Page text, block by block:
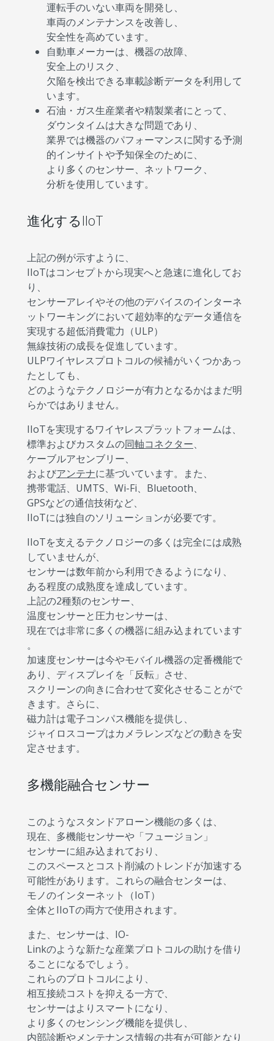
運転手のいない車両を開発し、
車両のメンテナンスを改善し、
安全性を高めています。
自動車メーカーは、機器の故障、
安全上のリスク、
欠陥を検出できる車載診断データを利用して
います。
石油・ガス生産業者や精製業者にとって、
ダウンタイムは大きな問題であり、
業界では機器のパフォーマンスに関する予測
的インサイトや予知保全のために、
より多くのセンサー、ネットワーク、
分析を使用しています。
進化するIIoT
上記の例が示すように、
IIoTはコンセプトから現実へと急速に進化してお
り、
センサーアレイやその他のデバイスのインターネ
ットワーキングにおいて超効率的なデータ通信を
実現する超低消費電力（ULP）
無線技術の成長を促進しています。
ULPワイヤレスプロトコルの候補がいくつかあっ
たとしても、
どのようなテクノロジーが有力となるかはまだ明
らかではありません。
IIoTを実現するワイヤレスプラットフォームは、
標準およびカスタムの同軸コネクター、
ケーブルアセンブリー、
およびアンテナに基づいています。また、
携帯電話、UMTS、Wi-Fi、Bluetooth、
GPSなどの通信技術など、
IIoTには独自のソリューションが必要です。
IIoTを支えるテクノロジーの多くは完全には成熟
していませんが、
センサーは数年前から利用できるようになり、
ある程度の成熟度を達成しています。
上記の2種類のセンサー、
温度センサーと圧力センサーは、
現在では非常に多くの機器に組み込まれています
。
加速度センサーは今やモバイル機器の定番機能で
あり、ディスプレイを「反転」させ、
スクリーンの向きに合わせて変化させることがで
きます。さらに、
磁力計は電子コンパス機能を提供し、
ジャイロスコープはカメラレンズなどの動きを安
定させます。
多機能融合センサー
このようなスタンドアローン機能の多くは、
現在、多機能センサーや「フュージョン」
センサーに組み込まれており、
このスペースとコスト削減のトレンドが加速する
可能性があります。これらの融合センターは、
モノのインターネット（IoT）
全体とIIoTの両方で使用されます。
また、センサーは、IO-
Linkのような新たな産業プロトコルの助けを借り
ることになるでしょう。
これらのプロトコルにより、
相互接続コストを抑える一方で、
センサーはよりスマートになり、
より多くのセンシング機能を提供し、
内部診断やメンテナンス情報の共有が可能となり